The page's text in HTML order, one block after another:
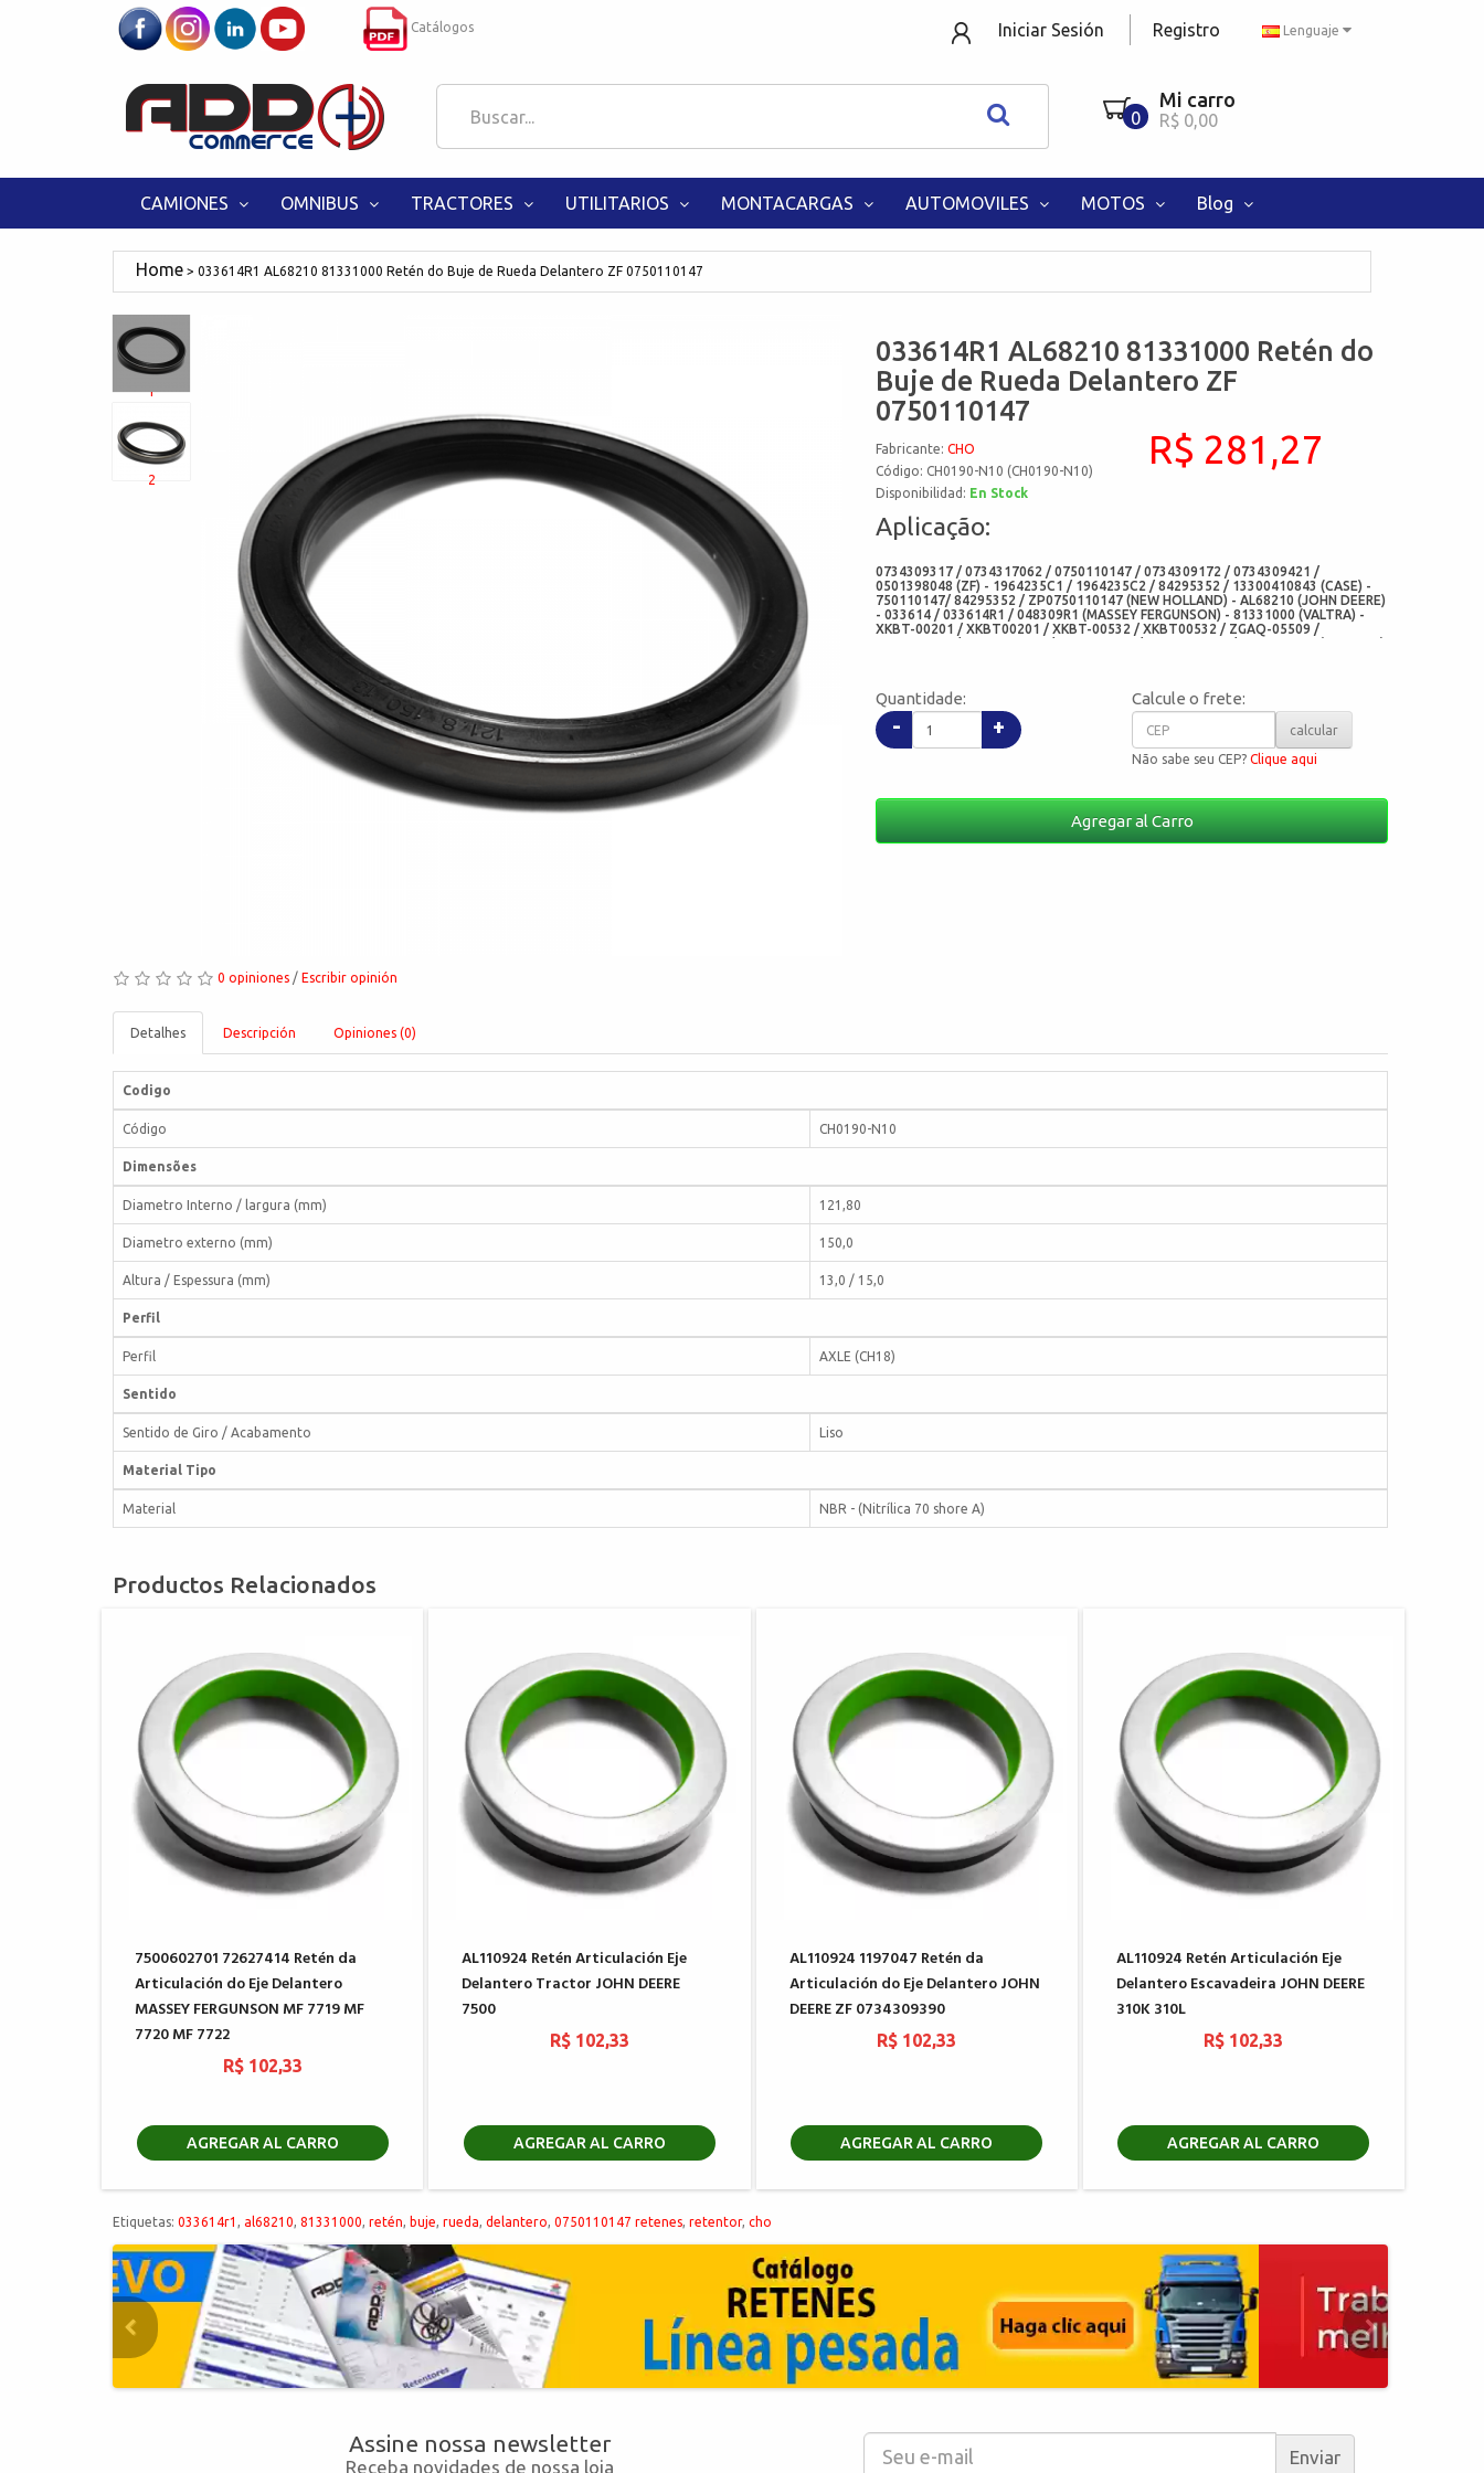
Lenguaje
Catálogos Iniciar Sesión Registro
0
Mi carro
R$ 0,00
CAMIONES OMNIBUS TRACTORES UTILITARIOS MONTACARGAS AUTOMOVILES MOTOS Blog
033614R1 AL68210 81331000 Retén do Buje de Rueda Delantero ZF 0750110147
1
2
0 opiniones / Escribir opinión
033614R1 AL68210 81331000 Retén do
Buje de Rueda Delantero ZF
0750110147
Fabricante:CHO
Código: CH0190-N10 (CH0190-N10)
Disponibilidad: En Stock
R$ 281,27
Aplicação:
0734309317 / 0734317062 / 0750110147 / 0734309172 / 0734309421 /
0501398048 (ZF) - 1964235C1 / 1964235C2 / 84295352 / 13300410843 (CASE) -
750110147/ 84295352 / ZP0750110147 (NEW HOLLAND) - AL68210 (JOHN DEERE)
- 033614 / 033614R1 / 048309R1 (MASSEY FERGUNSON) - 81331000 (VALTRA) -
XKBT-00201 / XKBT00201 / XKBT-00532 / XKBT00532 / ZGAQ-05509 /
ZGAQ05509 / ZGAQ-07450 / ZGAQ07450 / ZGAQ-07633 / ZGAQ07633 (HYUNDAI)
Quantidade:
- +
Calcule o frete:
calcular
Não sabe seu CEP?Clique aqui
Agregar al Carro
Detalhes Descripción Opiniones (0)
Codigo
Código CH0190-N10
Dimensões
Diametro Interno / largura (mm) 121,80
Diametro externo (mm) 150,0
Altura / Espessura (mm) 13,0 / 15,0
Perfil
Perfil AXLE (CH18)
Sentido
Sentido de Giro / Acabamento Liso
Material Tipo
Material NBR - (Nitrílica 70 shore A)
Productos Relacionados
7500602701 72627414 Retén da
Articulación do Eje Delantero
MASSEY FERGUNSON MF 7719 MF
7720 MF 7722
R$ 102,33
AGREGAR AL CARRO
AL110924 Retén Articulación Eje
Delantero Tractor JOHN DEERE
7500
R$ 102,33
AGREGAR AL CARRO
AL110924 1197047 Retén da
Articulación do Eje Delantero JOHN
DEERE ZF 0734309390
R$ 102,33
AGREGAR AL CARRO
AL110924 Retén Articulación Eje
Delantero Escavadeira JOHN DEERE
310K 310L
R$ 102,33
AGREGAR AL CARRO
Etiquetas: 033614r1 al68210 81331000 retén buje rueda delantero 0750110147 retenes retentor, cho
Assine nossa newsletter
Receba novidades de nossa loja Enviar